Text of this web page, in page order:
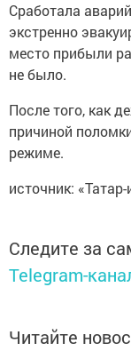
Сработала
экстренно
место прибыли
не было.
После того, как
причиной
режиме.
источник:
Следите за
Telegram-
Читайте